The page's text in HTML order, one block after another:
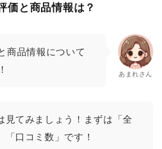
価と商品情報は？
商品情報について
あまれさん
見てみましょう！まずは「全
「口コミ数」です！